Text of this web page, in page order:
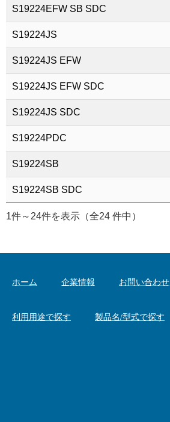
S19224EFW SB SDC
S19224JS
S19224JS EFW
S19224JS EFW SDC
S19224JS SDC
S19224PDC
S19224SB
S19224SB SDC
1件～24件を表示（全24 件中）
ホーム 企業情報 お問い合わせ
利用用途で探す 製品名/型式で探す